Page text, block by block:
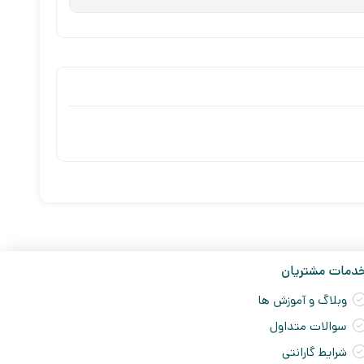
مشتریان
وبلاگ و آموزش ها
سوالات متداول
شرایط گارانتی